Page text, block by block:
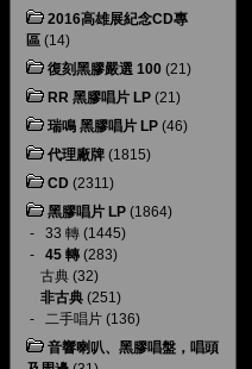
2016高雄展紀念CD專
區 (14)
復刻黑膠嚴選 100 (21)
RR 黑膠唱片 LP (21)
瑞鳴 黑膠唱片 LP (46)
代理廠牌 (1815)
CD (2311)
黑膠唱片 LP (1864)
- 33 轉 (1445)
- 45 轉 (283)
古典 (32)
非古典 (251)
- 二手唱片 (136)
音響喇叭、黑膠唱盤，唱頭